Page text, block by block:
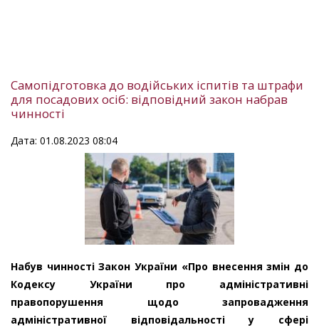
Самопідготовка до водійських іспитів та штрафи
для посадових осіб: відповідний закон набрав
чинності
Дата: 01.08.2023 08:04
Набув чинності Закон України «Про внесення змін до
Кодексу України про адміністративні
правопорушення щодо запровадження
адміністративної відповідальності у сфері